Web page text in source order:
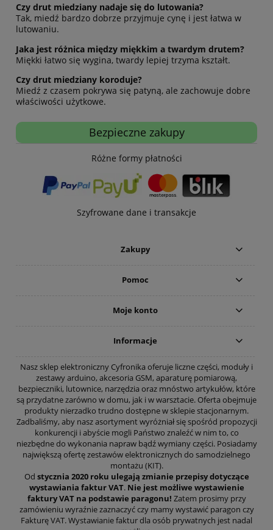
Czy drut miedziany nadaje się do lutowania?
Tak, miedź bardzo dobrze przyjmuje cynę i jest łatwa w
lutowaniu.
Jaka jest różnica między miękkim a twardym drutem?
Miękki łatwo się wygina, twardy lepiej trzyma kształt.
Czy drut miedziany koroduje?
Miedź z czasem pokrywa się patyną, ale zachowuje dobre
właściwości użytkowe.
Bezpieczne zakupy
Różne formy płatności
Szyfrowane dane i transakcje
Zakupy
Pomoc
Moje konto
Informacje
Nasz sklep elektroniczny Cyfronika oferuje liczne części, moduły i
zestawy arduino, akcesoria GSM, aparaturę pomiarową,
bezpieczniki, lutownice, narzędzia oraz mnóstwo artykułów, które
są przydatne zarówno w domu, jak i w warsztacie. Oferta obejmuje
produkty nierzadko trudno dostępne w sklepie stacjonarnym.
Zadbaliśmy, aby nasz asortyment wyróżniał się spośród propozycji
konkurencji i abyście mogli Państwo znaleźć w nim to, co
niezbędne do wykonania napraw bądź wymiany części. Posiadamy
największą ofertę zestawów elektronicznych do samodzielnego
montażu (KIT).
Od stycznia 2020 roku ulegają zmianie przepisy dotyczące
wystawiania faktur VAT. Nie jest możliwe wystawienie
faktury VAT na podstawie paragonu! Zatem prosimy przy
zamówieniu wyraźnie zaznaczyć czy mamy wystawić paragon czy
Fakturę VAT. Wystawianie faktur dla osób prywatnych jest nadal